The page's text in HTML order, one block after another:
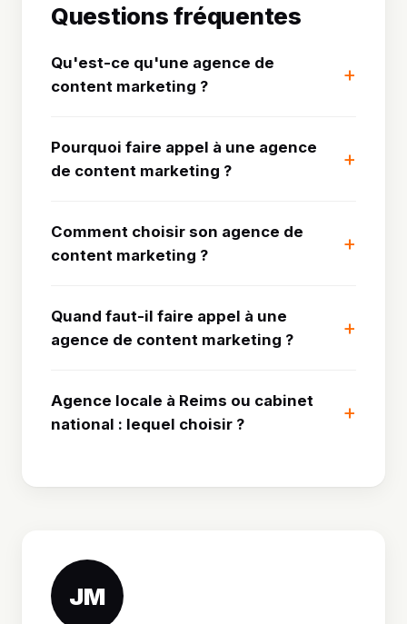
Questions fréquentes
Qu'est-ce qu'une agence de
content marketing ?
Pourquoi faire appel à une agence
de content marketing ?
Comment choisir son agence de
content marketing ?
Quand faut-il faire appel à une
agence de content marketing ?
Agence locale à Reims ou cabinet
national : lequel choisir ?
JM